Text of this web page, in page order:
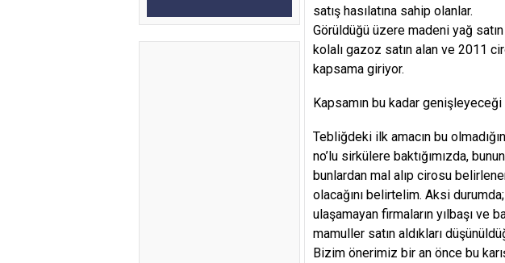
satış hasılatına sahip olanlar.
Görüldüğü üzere madeni yağ
kolalı gazoz satın alan ve 2011
kapsama giriyor.
Kapsamın bu kadar
Tebliğdeki ilk amacın bu
no’lu sirkülere baktığımızda,
bunlardan mal alıp cirosu
olacağını belirtelim. Aksi
ulaşamayan firmaların yılbaşı ve
mamuller satın aldıkları
Bizim önerimiz bir an önce bu